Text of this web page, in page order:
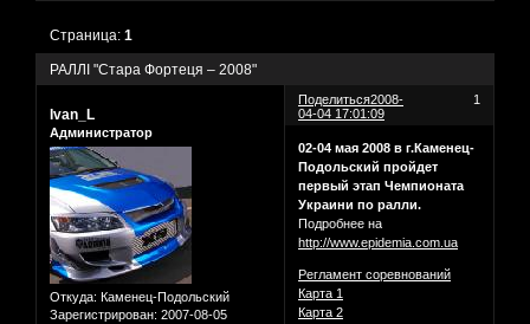
РАЛЛІ "Стара Фортеця – 2008"
Страница:1
Поделиться 1
2008-
04-04 17:01:09
Ivan_L
Администратор
Откуда: Каменец-Подольский
Зарегистрирован: 2007-08-05
02-04 мая 2008 в г.Каменец-
Подольский пройдет
первый этап Чемпионата
Украини по ралли.
Подробнее на
http://www.epidemia.com.ua
Регламент соревнований
Карта 1
Карта 2